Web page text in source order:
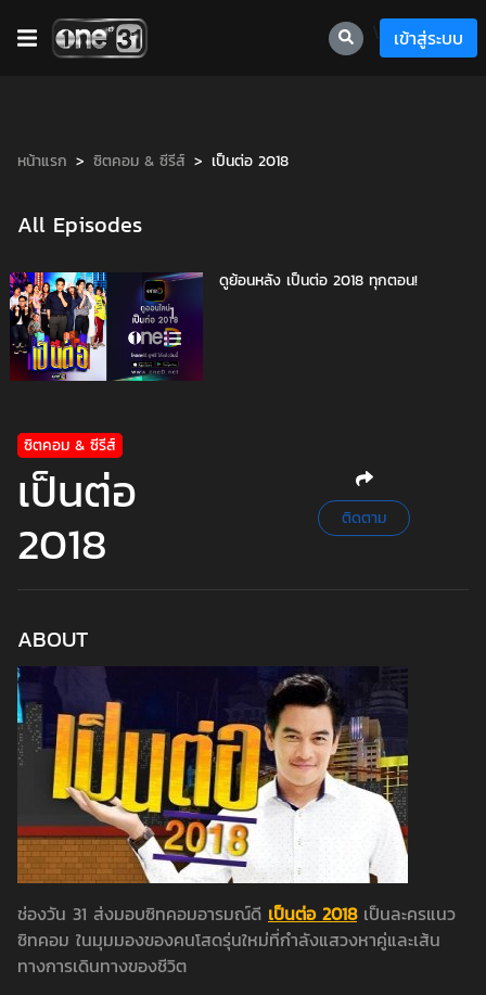
เข้าสู่ระบบ
หน้าแรก ซิตคอม & ซีรีส์ เป็นต่อ 2018
All Episodes
1
ดูย้อนหลัง เป็นต่อ 2018 ทุกตอน!
ซิตคอม & ซีรีส์
เป็นต่อ
2018
ติดตาม
ABOUT
ช่องวัน 31 ส่งมอบซิทคอมอารมณ์ดี เป็นต่อ 2018เป็นละครแนว
ซิทคอม ในมุมมองของคนโสดรุ่นใหม่ที่กำลังแสวงหาคู่และเส้น
ทางการเดินทางของชีวิต